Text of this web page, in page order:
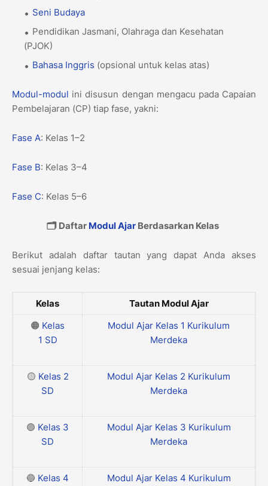
Seni Budaya
Pendidikan Jasmani, Olahraga dan Kesehatan
(PJOK)
Bahasa Inggris (opsional untuk kelas atas)
Modul-modul ini disusun dengan mengacu pada Capaian
Pembelajaran (CP) tiap fase, yakni:
Fase A: Kelas 1–2
Fase B: Kelas 3–4
Fase C: Kelas 5–6
🗂️ Daftar Modul Ajar Berdasarkan Kelas
Berikut adalah daftar tautan yang dapat Anda akses
sesuai jenjang kelas:
Kelas
Tautan Modul Ajar
🟠 Kelas
1 SD
Modul Ajar Kelas 1 Kurikulum
Merdeka
🟡 Kelas 2
SD
Modul Ajar Kelas 2 Kurikulum
Merdeka
🟢 Kelas 3
SD
Modul Ajar Kelas 3 Kurikulum
Merdeka
🔵 Kelas 4
Modul Ajar Kelas 4 Kurikulum